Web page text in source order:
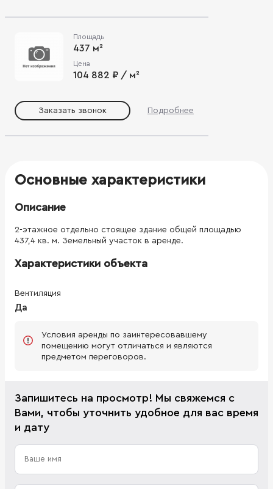
Площадь
437 м²
Цена
104 882 ₽ / м²
Заказать звонок Подробнее
Основные характеристики
Описание
2-этажное отдельно стоящее здание общей площадью
437,4 кв. м. Земельный участок в аренде.
Характеристики объекта
Вентиляция
Да
Условия аренды по заинтересовавшему
помещению могут отличаться и являются
предметом переговоров.
Запишитесь на просмотр! Мы свяжемся с
Вами, чтобы уточнить удобное для вас время
и дату